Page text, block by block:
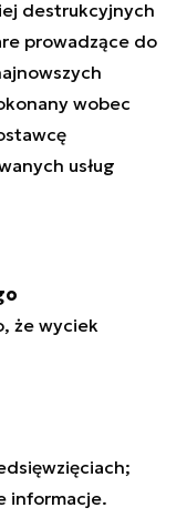
destrukcyjnych
prowadzące do
wobec
usług
że wyciek
informacje.